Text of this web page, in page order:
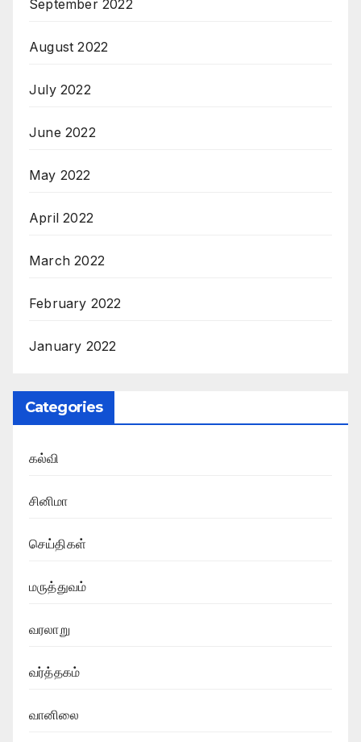
September 2022
August 2022
July 2022
June 2022
May 2022
April 2022
March 2022
February 2022
January 2022
Categories
கல்வி
சினிமா
செய்திகள்
மருத்துவம்
வரலாறு
வர்த்தகம்
வானிலை